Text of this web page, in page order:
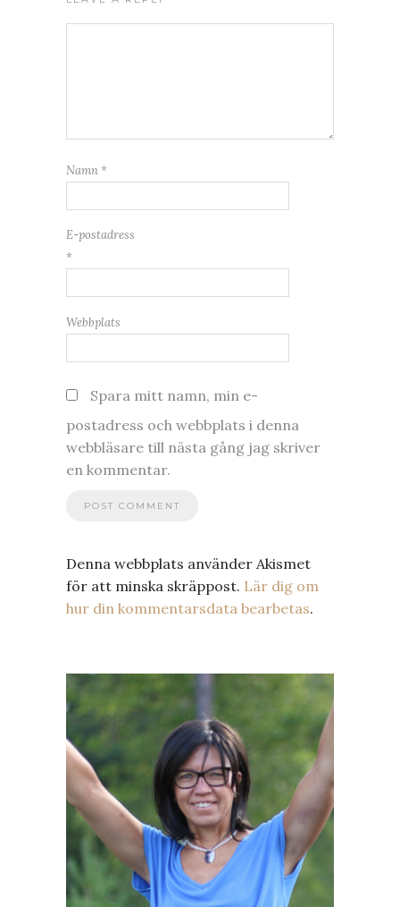
Namn *
E-postadress
*
Webbplats
Spara mitt namn, min e-
postadress och webbplats i denna
webbläsare till nästa gång jag skriver
en kommentar.
Denna webbplats använder Akismet
för att minska skräppost. Lär dig om
hur din kommentarsdata bearbetas.